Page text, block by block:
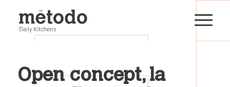
Open concept, la